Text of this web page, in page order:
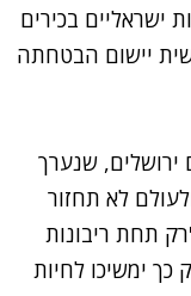
ישראליים בכירים
יישום הבטחתה
ירושלים, שנערך
לא תחזור
תחת ריבונות
ימשיכו לחיות